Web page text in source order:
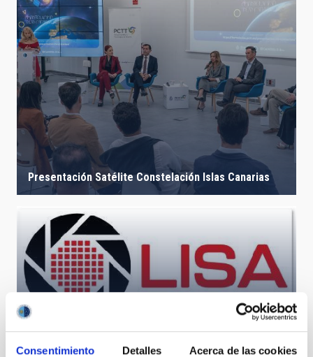
Consentimiento Detalles Acerca de las cookies
Presentación Satélite Constelación Islas Canarias
LISA Reports